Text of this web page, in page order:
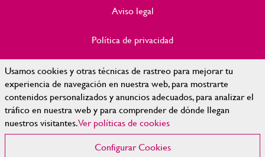
Usamos cookies y otras técnicas de rastreo para mejorar tu
experiencia de navegación en nuestra web, para mostrarte
contenidos personalizados y anuncios adecuados, para analizar el
tráfico en nuestra web y para comprender de dónde llegan
nuestros visitantes.Ver políticas de cookies
Configurar Cookies
Aviso legal
Política de privacidad
Política de Cookies
Accesibilidad
Mapa Web